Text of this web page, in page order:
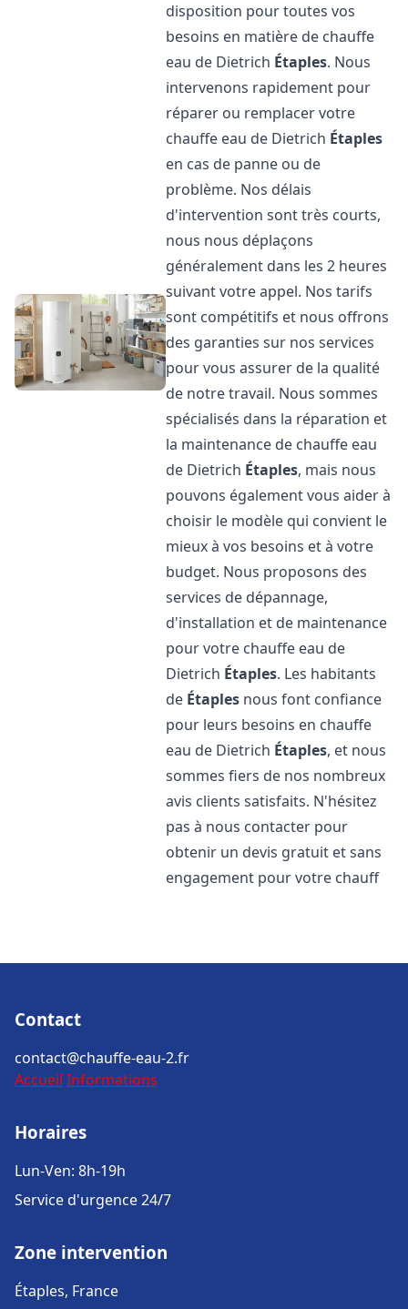
disposition pour toutes vos
besoins en matière de chauffe
eau de Dietrich Étaples. Nous
intervenons rapidement pour
réparer ou remplacer votre
chauffe eau de Dietrich Étaples
en cas de panne ou de
problème. Nos délais
d'intervention sont très courts,
nous nous déplaçons
généralement dans les 2 heures
suivant votre appel. Nos tarifs
sont compétitifs et nous offrons
des garanties sur nos services
pour vous assurer de la qualité
de notre travail. Nous sommes
spécialisés dans la réparation et
la maintenance de chauffe eau
de Dietrich Étaples, mais nous
pouvons également vous aider à
choisir le modèle qui convient le
mieux à vos besoins et à votre
budget. Nous proposons des
services de dépannage,
d'installation et de maintenance
pour votre chauffe eau de
Dietrich Étaples. Les habitants
de Étaples nous font confiance
pour leurs besoins en chauffe
eau de Dietrich Étaples, et nous
sommes fiers de nos nombreux
avis clients satisfaits. N'hésitez
pas à nous contacter pour
obtenir un devis gratuit et sans
engagement pour votre chauff
Contact
contact@chauffe-eau-2.fr
Accueil Informations
Horaires
Lun-Ven: 8h-19h
Service d'urgence 24/7
Zone intervention
Étaples, France